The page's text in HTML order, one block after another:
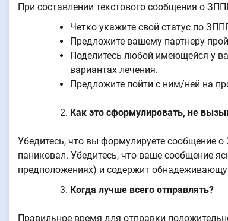
При составлении текстового сообщения о
Четко укажите свой статус по
Предложите вашему партнеру
Поделитесь любой имеющейся у
вариантах лечения.
Предложите пойти с ним/ней на
Как это сформулировать, не
Убедитесь, что вы формулируете сообщение
паниковал. Убедитесь, что ваше сообщение
предположениях) и содержит
Когда лучше всего отправлять?
Правильное время для отправки